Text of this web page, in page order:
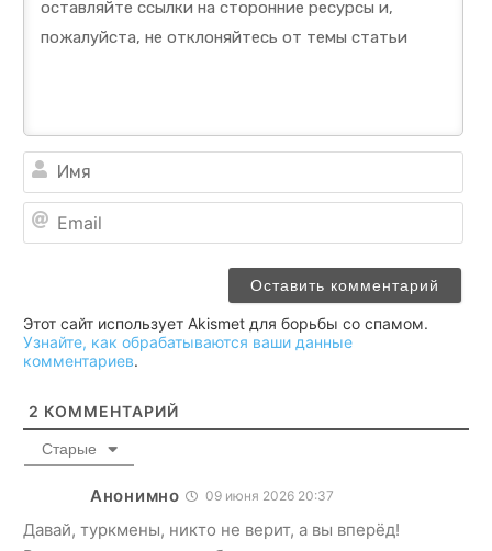
Этот сайт использует Akismet для борьбы со спамом.
Узнайте, как обрабатываются ваши данные
комментариев.
2 КОММЕНТАРИЙ
Старые
Анонимно 09 июня 2026 20:37
Давай, туркмены, никто не верит, а вы вперёд!